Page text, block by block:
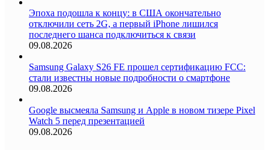
Эпоха подошла к концу: в США окончательно
отключили сеть 2G, а первый iPhone лишился
последнего шанса подключиться к связи
09.08.2026
Samsung Galaxy S26 FE прошел сертификацию FCC:
стали известны новые подробности о смартфоне
09.08.2026
Google высмеяла Samsung и Apple в новом тизере Pixel
Watch 5 перед презентацией
09.08.2026